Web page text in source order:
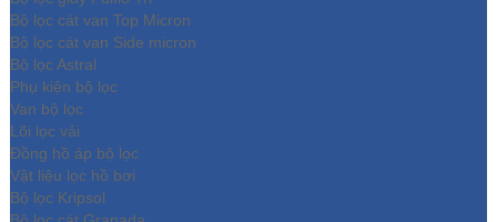
Bộ lọc cát van Top Micron
Bộ lọc cát van Side micron
Bộ lọc Astral
Phụ kiện bộ lọc
Van bộ lọc
Lõi lọc vải
Đồng hồ áp bộ lọc
Vật liệu lọc hồ bơi
Bộ lọc Kripsol